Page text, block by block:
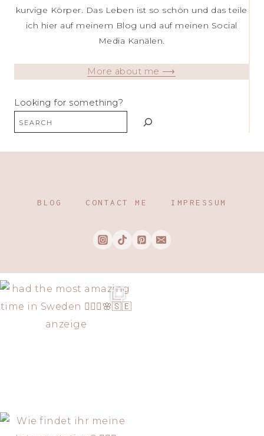
kurvige Körper. Das Leben ist so schön und das teile
ich hier auf meinem Blog und auf meinen Social
Media Kanälen.
More about me ⟶
Looking for something?
BLOG CONTACT ME IMPRESSUM